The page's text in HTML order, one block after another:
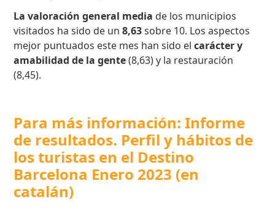
La valoración general media de los municipios
visitados ha sido de un8,63sobre 10. Los aspectos
mejor puntuados este mes han sido elcarácter y
amabilidad de la gente(8,63) y la restauración
(8,45).
Para más información: Informe
de resultados. Perfil y hábitos de
los turistas en el Destino
Barcelona Enero 2023 (en
catalán)